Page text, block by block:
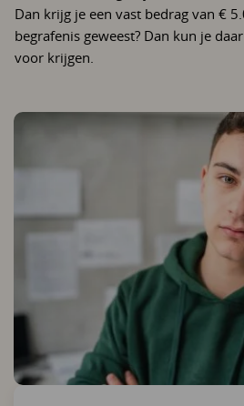
Dan krijg je een vast bedrag van €
begrafenis geweest? Dan kun je
voor krijgen.